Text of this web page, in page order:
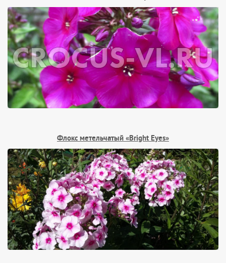
Флокс метельчатый «Bright Eyes»